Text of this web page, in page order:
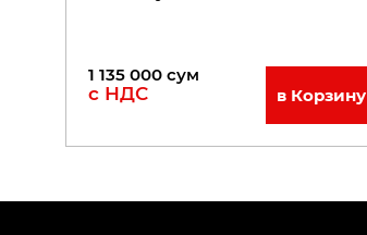
1 135 000 сум
с НДС в Корзину